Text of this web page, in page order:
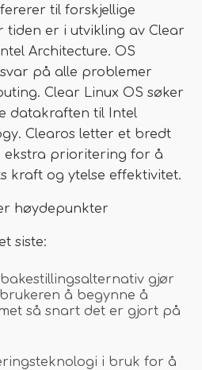
til forskjellige
tiden er i utvikling av Clear
Architecture. OS
på alle problemer
Clear Linux OS søker
datakraften til Intel
Clearos letter et bredt
ekstra prioritering for å
kraft og ytelse effektivitet.
høydepunkter
siste:
gjør
å begynne å
så snart det er gjort på
i bruk for å